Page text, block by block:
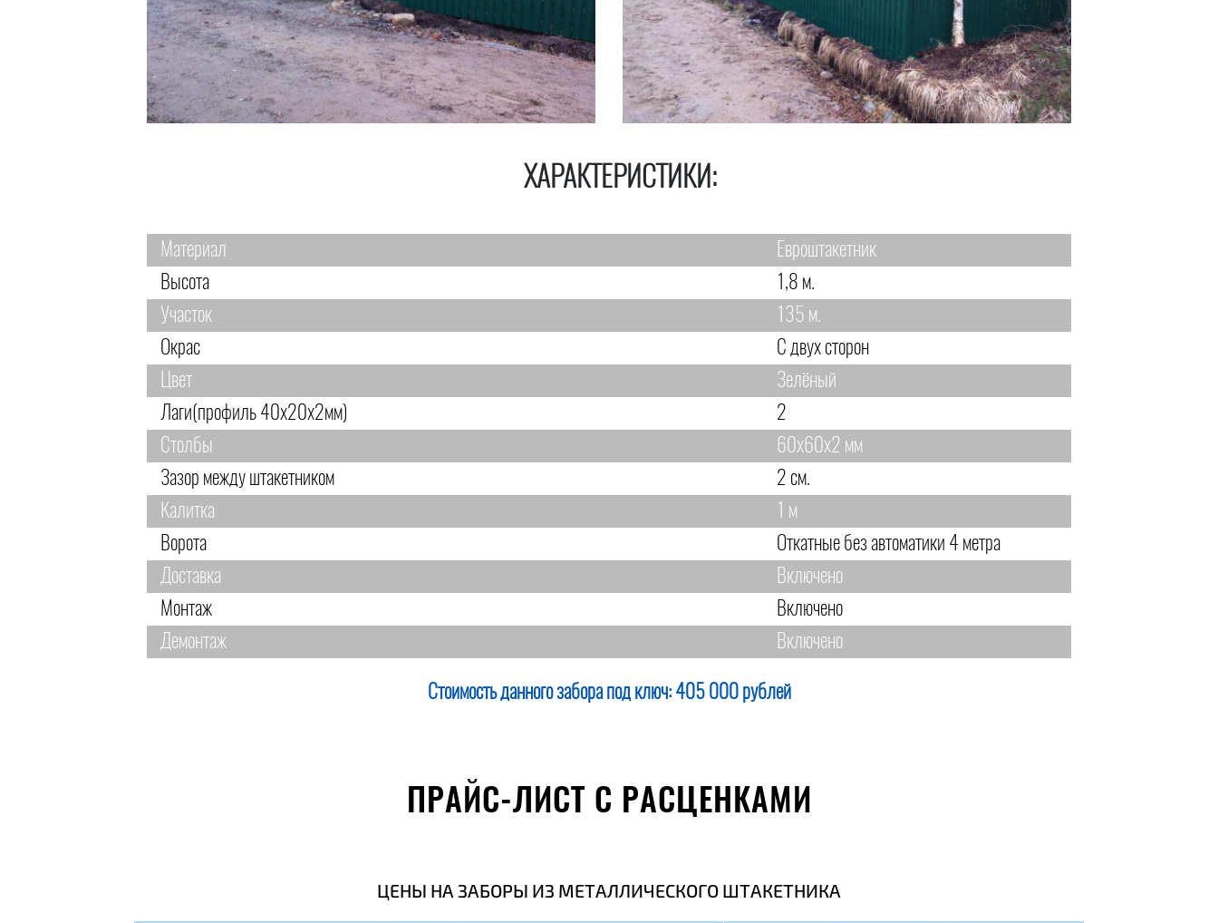
ХАРАКТЕРИСТИКИ:
Материал
Евроштакетник
Высота
1,8 м.
Участок
135 м.
Окрас
С двух сторон
Цвет
Зелёный
Лаги(профиль 40х20х2мм)
2
Столбы
60х60х2 мм
Зазор между штакетником
2 см.
Калитка
1 м
Ворота
Откатные без автоматики 4 метра
Доставка
Включено
Монтаж
Включено
Демонтаж
Включено
Стоимость данного забора под ключ: 405 000 рублей
ПРАЙС-ЛИСТ С РАСЦЕНКАМИ
ЦЕНЫ НА ЗАБОРЫ ИЗ МЕТАЛЛИЧЕСКОГО ШТАКЕТНИКА